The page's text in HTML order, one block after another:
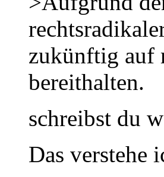
zukünftig auf
bereithalten.
schreibst du
Das verstehe